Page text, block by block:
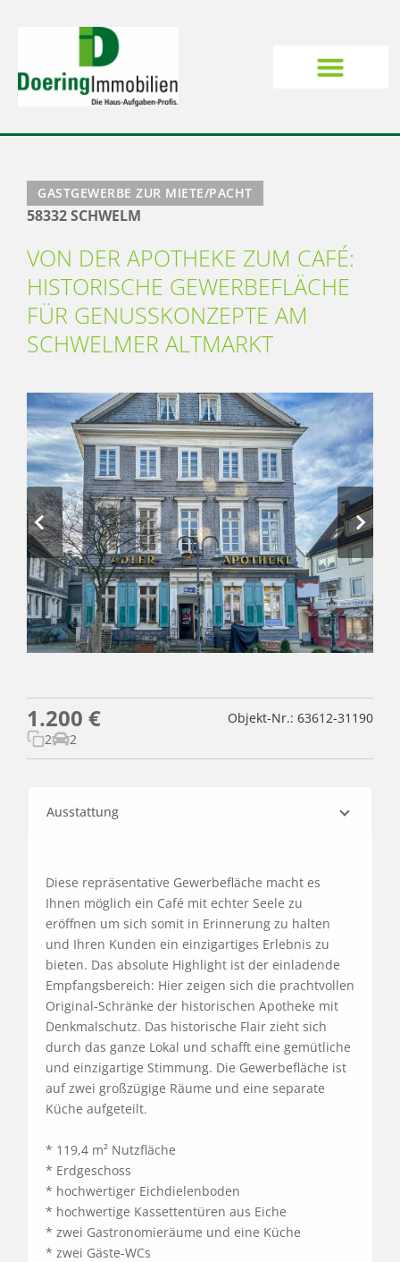
GASTGEWERBE ZUR MIETE/PACHT
58332 SCHWELM
VON DER APOTHEKE ZUM CAFÉ:
HISTORISCHE GEWERBEFLÄCHE
FÜR GENUSSKONZEPTE AM
SCHWELMER ALTMARKT
1.200 €
Objekt-Nr.: 63612-31190
2
2
Ausstattung
Diese repräsentative Gewerbefläche macht es
Ihnen möglich ein Café mit echter Seele zu
eröffnen um sich somit in Erinnerung zu halten
und Ihren Kunden ein einzigartiges Erlebnis zu
bieten. Das absolute Highlight ist der einladende
Empfangsbereich: Hier zeigen sich die prachtvollen
Original-Schränke der historischen Apotheke mit
Denkmalschutz. Das historische Flair zieht sich
durch das ganze Lokal und schafft eine gemütliche
und einzigartige Stimmung. Die Gewerbefläche ist
auf zwei großzügige Räume und eine separate
Küche aufgeteilt.
* 119,4 m² Nutzfläche
* Erdgeschoss
* hochwertiger Eichdielenboden
* hochwertige Kassettentüren aus Eiche
* zwei Gastronomieräume und eine Küche
* zwei Gäste-WCs